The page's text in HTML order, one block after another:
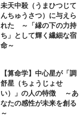
未天中殺（うまひつじて
んちゅうさつ）に与えら
れた ～「縁の下の力持
ち」として輝く繊細な宿
命～
【算命学】中心星が「調
舒星（ちょうじょせ
い）」の人の特徴 ～あ
なたの感性が未来を創る
～